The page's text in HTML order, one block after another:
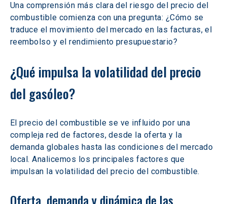
Una comprensión más clara del riesgo del precio del
combustible comienza con una pregunta: ¿Cómo se
traduce el movimiento del mercado en las facturas, el
reembolso y el rendimiento presupuestario?
¿Qué impulsa la volatilidad del precio
del gasóleo?
El precio del combustible se ve influido por una
compleja red de factores, desde la oferta y la
demanda globales hasta las condiciones del mercado
local. Analicemos los principales factores que
impulsan la volatilidad del precio del combustible.
Oferta, demanda y dinámica de las